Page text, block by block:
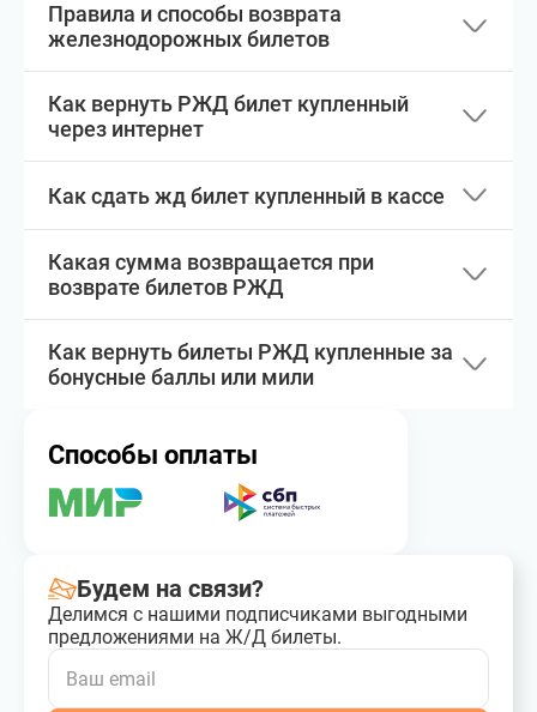
Правила и способы возврата
железнодорожных билетов
Как вернуть РЖД билет купленный
через интернет
Как сдать жд билет купленный в кассе
Какая сумма возвращается при
возврате билетов РЖД
Как вернуть билеты РЖД купленные за
бонусные баллы или мили
Способы оплаты
Будем на связи?
Делимся с нашими подписчиками выгодными
предложениями на Ж/Д билеты.